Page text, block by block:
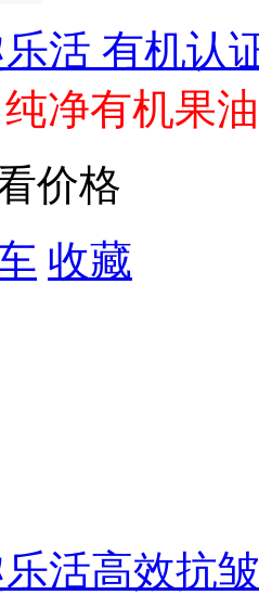
活 有机认
净有机果油
价格
收藏
活高效抗